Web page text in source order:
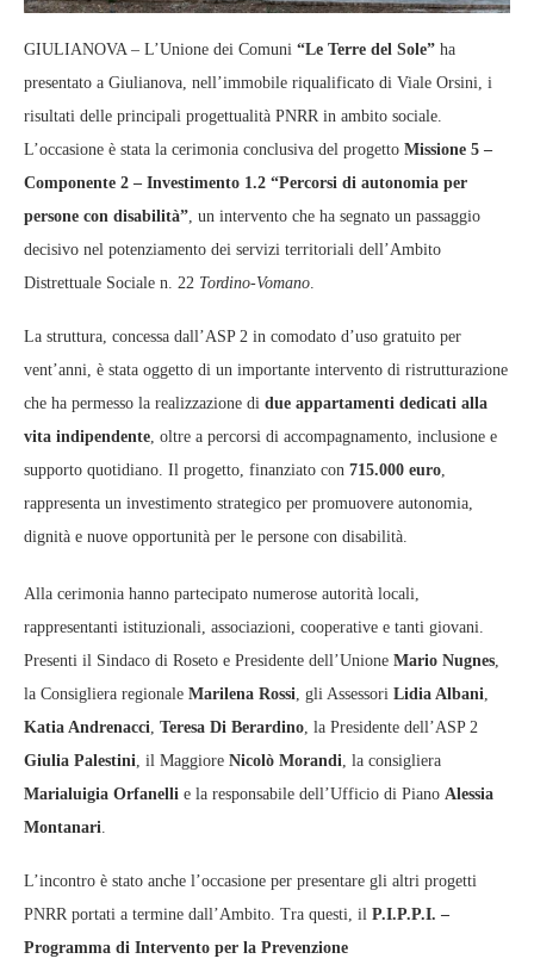
GIULIANOVA – L’Unione dei Comuni “Le Terre del Sole” ha
presentato a Giulianova, nell’immobile riqualificato di Viale Orsini, i
risultati delle principali progettualità PNRR in ambito sociale.
L’occasione è stata la cerimonia conclusiva del progetto Missione 5 –
Componente 2 – Investimento 1.2 “Percorsi di autonomia per
persone con disabilità” , un intervento che ha segnato un passaggio
decisivo nel potenziamento dei servizi territoriali dell’Ambito
Distrettuale Sociale n. 22 Tordino‑Vomano
La struttura, concessa dall’ASP 2 in comodato d’uso gratuito per
vent’anni, è stata oggetto di un importante intervento di ristrutturazione
che ha permesso la realizzazione di due appartamenti dedicati alla
vita indipendente , oltre a percorsi di accompagnamento, inclusione e
supporto quotidiano. Il progetto, finanziato con 715.000 euro
rappresenta un investimento strategico per promuovere autonomia,
dignità e nuove opportunità per le persone con disabilità.
Alla cerimonia hanno partecipato numerose autorità locali,
rappresentanti istituzionali, associazioni, cooperative e tanti giovani.
Presenti il Sindaco di Roseto e Presidente dell’Unione Mario Nugnes
la Consigliera regionale Marilena Rossi , gli Assessori Lidia Albani
Katia Andrenacci Teresa Di Berardino , la Presidente dell’ASP 2
Giulia Palestini , il Maggiore Nicolò Morandi , la consigliera
Marialuigia Orfanelli e la responsabile dell’Ufficio di Piano Alessia
Montanari
L’incontro è stato anche l’occasione per presentare gli altri progetti
PNRR portati a termine dall’Ambito. Tra questi, il P.I.P.P.I. –
Programma di Intervento per la Prevenzione